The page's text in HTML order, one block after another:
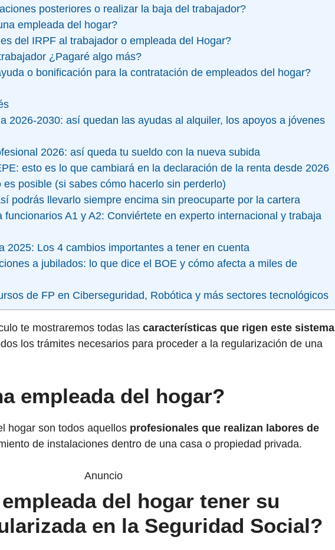
posteriores o realizar la baja del trabajador?
empleada del hogar?
del IRPF al trabajador o empleada del Hogar?
¿Pagaré algo más?
o bonificación para la contratación de empleados del hogar?
2026-2030: así quedan las ayudas al alquiler, los apoyos a jóvenes
2026: así queda tu sueldo con la nueva subida
esto es lo que cambiará en la declaración de la renta desde 2026
posible (si sabes cómo hacerlo sin perderlo)
podrás llevarlo siempre encima sin preocuparte por la cartera
funcionarios A1 y A2: Conviértete en experto internacional y trabaja
2025: Los 4 cambios importantes a tener en cuenta
a jubilados: lo que dice el BOE y cómo afecta a miles de
de FP en Ciberseguridad, Robótica y más sectores tecnológicos
te mostraremos todas las características que rigen este sistema
los trámites necesarios para proceder a la regularización de una
empleada del hogar?
hogar son todos aquellos profesionales que realizan labores de
de instalaciones dentro de una casa o propiedad privada.
Anuncio
del hogar tener su
en la Seguridad Social?